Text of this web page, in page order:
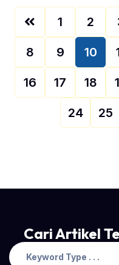
1 2
8 9 10
16 17 18
24 25
Cari Artikel